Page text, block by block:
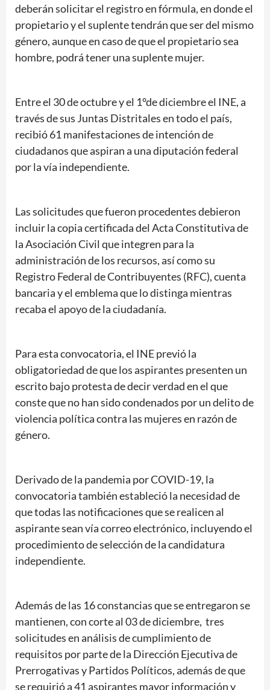
deberán solicitar el registro en fórmula, en donde el
propietario y el suplente tendrán que ser del mismo
género, aunque en caso de que el propietario sea
hombre, podrá tener una suplente mujer.
Entre el 30 de octubre y el 1°de diciembre el INE, a
través de sus Juntas Distritales en todo el país,
recibió 61 manifestaciones de intención de
ciudadanos que aspiran a una diputación federal
por la vía independiente.
Las solicitudes que fueron procedentes debieron
incluir la copia certificada del Acta Constitutiva de
la Asociación Civil que integren para la
administración de los recursos, así como su
Registro Federal de Contribuyentes (RFC), cuenta
bancaria y el emblema que lo distinga mientras
recaba el apoyo de la ciudadanía.
Para esta convocatoria, el INE previó la
obligatoriedad de que los aspirantes presenten un
escrito bajo protesta de decir verdad en el que
conste que no han sido condenados por un delito de
violencia política contra las mujeres en razón de
género.
Derivado de la pandemia por COVID-19, la
convocatoria también estableció la necesidad de
que todas las notificaciones que se realicen al
aspirante sean vía correo electrónico, incluyendo el
procedimiento de selección de la candidatura
independiente.
Además de las 16 constancias que se entregaron se
mantienen, con corte al 03 de diciembre, tres
solicitudes en análisis de cumplimiento de
requisitos por parte de la Dirección Ejecutiva de
Prerrogativas y Partidos Políticos, además de que
se requirió a 41 aspirantes mayor información y